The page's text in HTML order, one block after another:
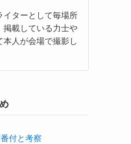
イターとして毎場所
載している力士や
人が会場で撮影し
付と考察